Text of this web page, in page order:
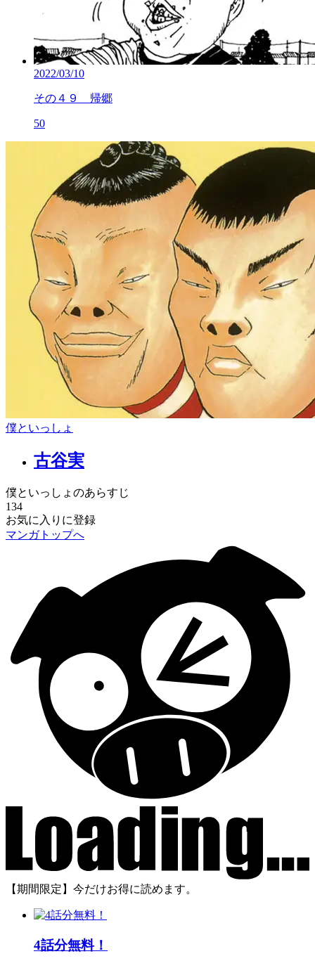
2022/03/10
その４９ 帰郷
50
僕といっしょ
古谷実
僕といっしょのあらすじ
134
お気に入りに登録
マンガトップへ
【期間限定】今だけお得に読めます。
4話分無料！